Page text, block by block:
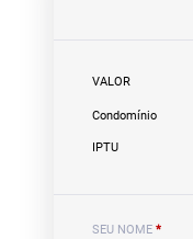
VALOR
Condomínio
IPTU
SEU NOME *